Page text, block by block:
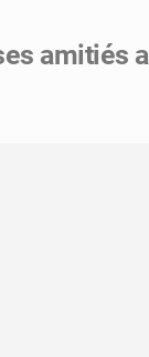
amitiés